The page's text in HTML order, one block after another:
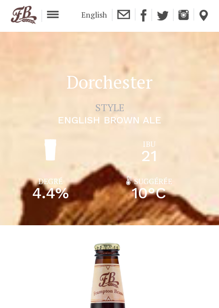
English
Dorchester
STYLE
ENGLISH BROWN ALE
IBU
21
DEGRÉ
4.4%
SUGGÉRÉE
10°C